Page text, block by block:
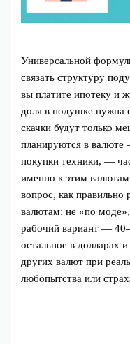
Универсальной
связать структуру
вы платите ипотеку и
доля в подушке нужна
скачки будут только
планируются в валюте
покупки техники, —
именно к этим
вопрос, как правильно
валютам: не «по
рабочий вариант —
остальное в долларах
других валют при
любопытства или